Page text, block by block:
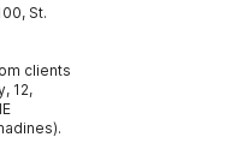
St.
clients
12,